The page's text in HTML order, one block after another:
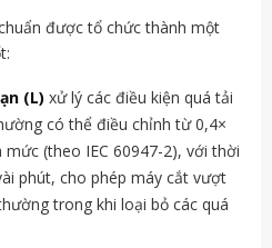
được tổ chức thành một
(L) xử lý các điều kiện quá tải
có thể điều chỉnh từ 0,4×
(theo IEC 60947-2), với thời
phút, cho phép máy cắt vượt
trong khi loại bỏ các quá